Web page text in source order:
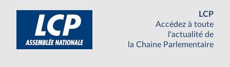
LCP
Accédez à toute
l'actualité de
la Chaine Parlementaire